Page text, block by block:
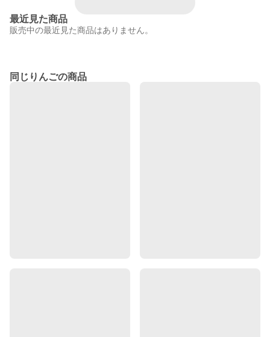
最近見た商品
販売中の最近見た商品はありません。
同じりんごの商品